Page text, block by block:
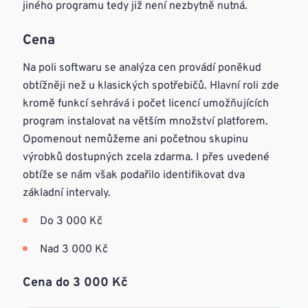
jiného programu tedy již není nezbytně nutná.
Cena
Na poli softwaru se analýza cen provádí poněkud
obtížněji než u klasických spotřebičů. Hlavní roli zde
kromě funkcí sehrává i počet licencí umožňujících
program instalovat na větším množství platforem.
Opomenout nemůžeme ani početnou skupinu
výrobků dostupných zcela zdarma. I přes uvedené
obtíže se nám však podařilo identifikovat dva
základní intervaly.
Do 3 000 Kč
Nad 3 000 Kč
Cena do 3 000 Kč